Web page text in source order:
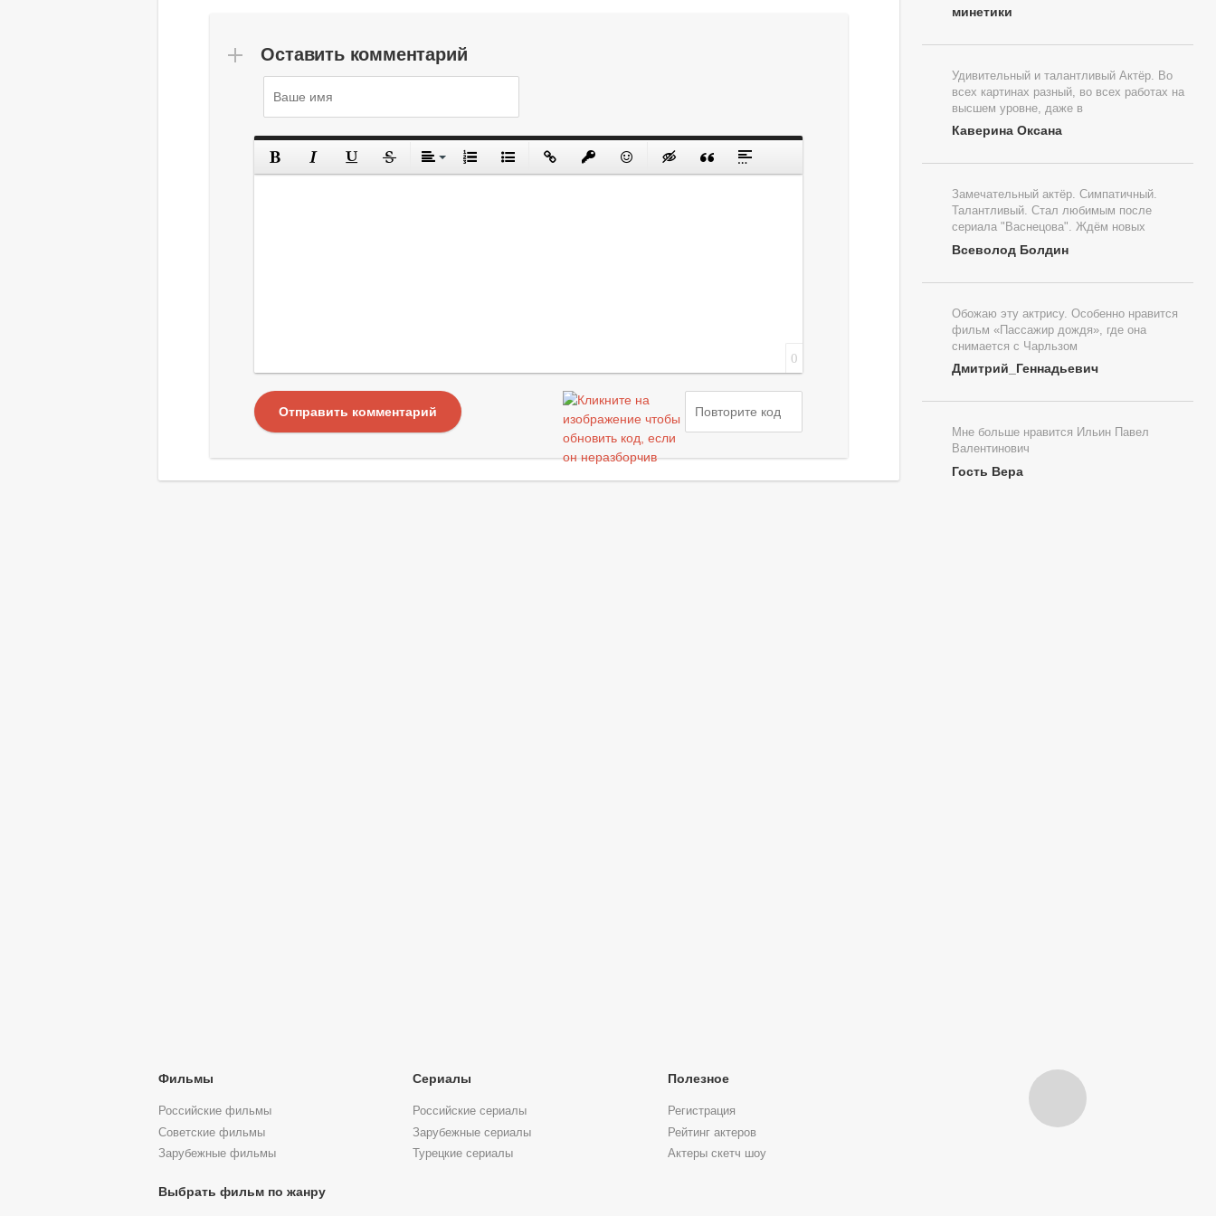
Оставить комментарий
0
Отправить комментарий
минетики
Удивительный и талантливый Актёр. Во
всех картинах разный, во всех работах на
высшем уровне, даже в
Каверина Оксана
Замечательный актёр. Симпатичный.
Талантливый. Стал любимым после
сериала "Васнецова". Ждём новых
Всеволод Болдин
Обожаю эту актрису. Особенно нравится
фильм «Пассажир дождя», где она
снимается с Чарльзом
Дмитрий_Геннадьевич
Мне больше нравится Ильин Павел
Валентинович
Гость Вера
Фильмы
Российские фильмы
Советские фильмы
Зарубежные фильмы
Сериалы
Российские сериалы
Зарубежные сериалы
Турецкие сериалы
Полезное
Регистрация
Рейтинг актеров
Актеры скетч шоу
Выбрать фильм по жанру